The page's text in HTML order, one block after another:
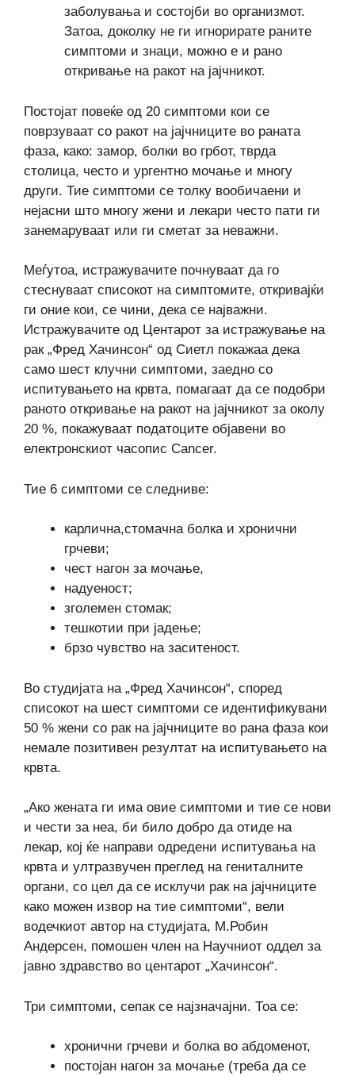
заболувања и состојби во организмот.
Затоа, доколку не ги игнорирате раните
симптоми и знаци, можно е и рано
откривање на ракот на јајчникот.
Постојат повеќе од 20 симптоми кои се
поврзуваат со ракот на јајчниците во ранатa
фаза, како: замор, болки во грбот, тврда
столица, често и ургентно мочање и многу
други. Тие симптоми се толку вообичаени и
нејасни што многу жени и лекари често пати ги
занемаруваат или ги сметат за неважни.
Меѓутоа, истражувачите почнуваат да го
стеснуваат списокот на симптомите, откривајќи
ги оние кои, се чини, дека се најважни.
Истражувачите од Центарот за истражување на
рак „Фред Хачинсон“ од Сиетл покажаа дека
само шест клучни симптоми, заедно со
испитувањето на крвта, помагаат да се подобри
раното откривање на ракот на јајчникот за околу
20 %, покажуваат податоците објавени во
електронскиот часопис Cancer.
Тие 6 симптоми се следниве:
карлична,стомачна болка и хронични
грчеви;
чест нагон за мочање,
надуеност;
зголемен стомак;
тешкотии при јадење;
брзо чувство на заситеност.
Во студијата на „Фред Хачинсон“, според
списокот на шест симптоми се идентификувани
50 % жени со рак на јајчниците во рана фаза кои
немале позитивен резултат на испитувањето на
крвта.
„Ако жената ги има овие симптоми и тие се нови
и чести за неа, би било добро да отиде на
лекар, кој ќе направи одредени испитувања на
крвта и ултразвучен преглед на гениталните
органи, со цел да се исклучи рак на јајчниците
како можен извор на тие симптоми“, вели
водечкиот автор на студијата, М.Робин
Андерсен, помошен член на Научниот оддел за
јавно здравство во центарот „Хачинсон“.
Три симптоми, сепак се најзначајни. Тоа се:
хронични грчеви и болка во абдоменот,
постојан нагон за мочање (треба да се